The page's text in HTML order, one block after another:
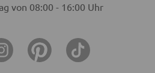
von 08:00 - 16:00 Uhr